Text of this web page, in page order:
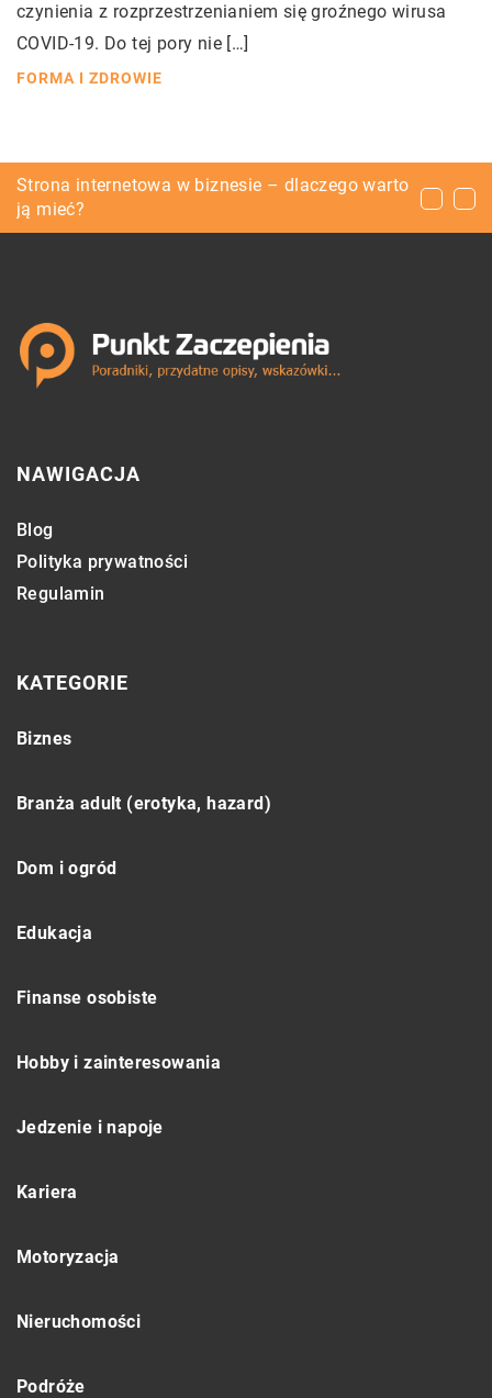
czynienia z rozprzestrzenianiem się groźnego wirusa
COVID-19. Do tej pory nie […]
FORMA I ZDROWIE
Ogrodzenie przydatne na budowach
Strona internetowa w biznesie – dlaczego warto
ją mieć?
Jak zaprojektować funkcjonalną i modną
łazienkę?
NAWIGACJA
Blog
Polityka prywatności
Regulamin
KATEGORIE
Biznes
Branża adult (erotyka, hazard)
Dom i ogród
Edukacja
Finanse osobiste
Hobby i zainteresowania
Jedzenie i napoje
Kariera
Motoryzacja
Nieruchomości
Podróże